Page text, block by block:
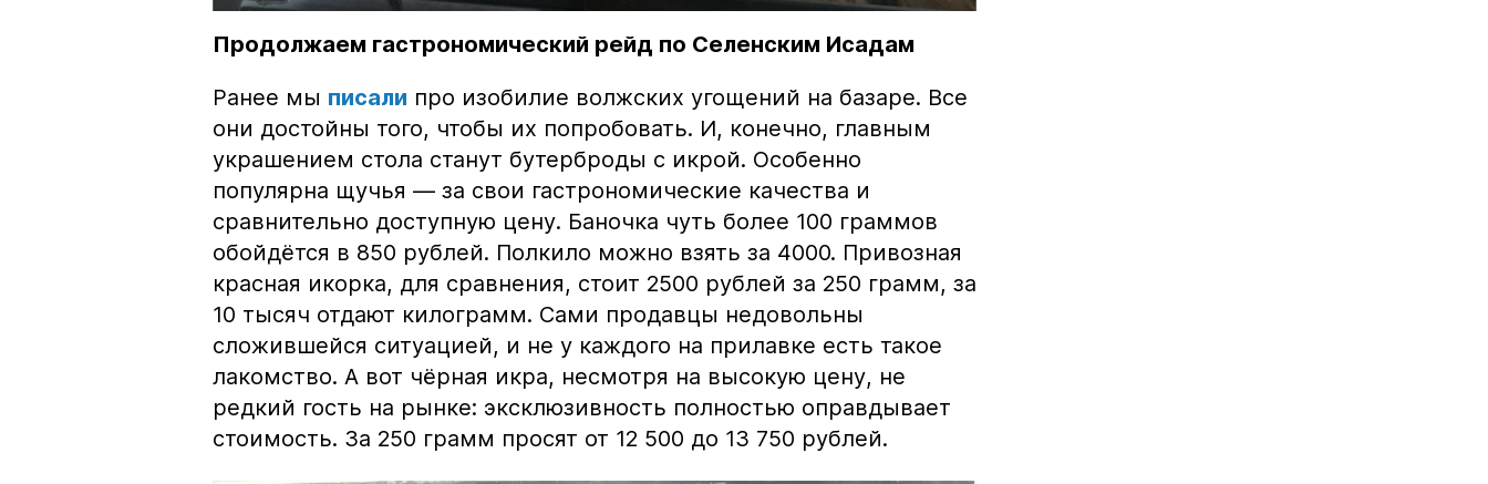
Продолжаем гастрономический рейд по Селенским Исадам
Ранее мы писали про изобилие волжских угощений на базаре. Все
они достойны того, чтобы их попробовать. И, конечно, главным
украшением стола станут бутерброды с икрой. Особенно
популярна щучья — за свои гастрономические качества и
сравнительно доступную цену. Баночка чуть более 100 граммов
обойдётся в 850 рублей. Полкило можно взять за 4000. Привозная
красная икорка, для сравнения, стоит 2500 рублей за 250 грамм, за
10 тысяч отдают килограмм. Сами продавцы недовольны
сложившейся ситуацией, и не у каждого на прилавке есть такое
лакомство. А вот чёрная икра, несмотря на высокую цену, не
редкий гость на рынке: эксклюзивность полностью оправдывает
стоимость. За 250 грамм просят от 12 500 до 13 750 рублей.